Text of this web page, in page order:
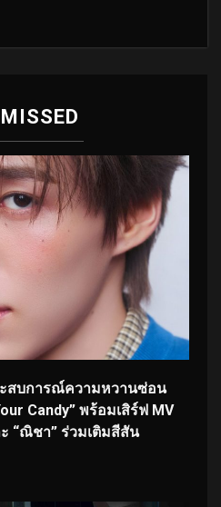
ะสบการณ์ความหวานซ่อน
Candy” พร้อมเสิร์ฟ MV
“ณิชา” ร่วมเติมสีสัน